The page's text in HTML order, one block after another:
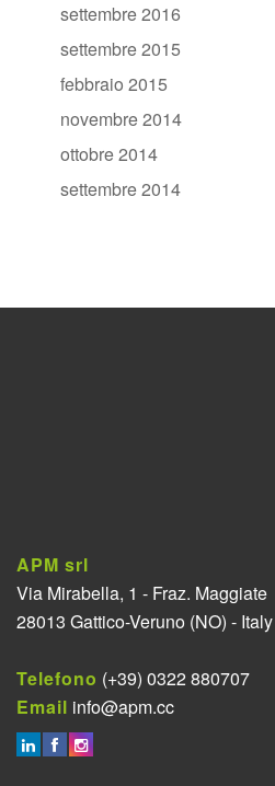
settembre 2016
settembre 2015
febbraio 2015
novembre 2014
ottobre 2014
settembre 2014
APM srl
Via Mirabella, 1 - Fraz. Maggiate
28013 Gattico-Veruno (NO) - Italy
Telefono (+39) 0322 880707
Email info@apm.cc